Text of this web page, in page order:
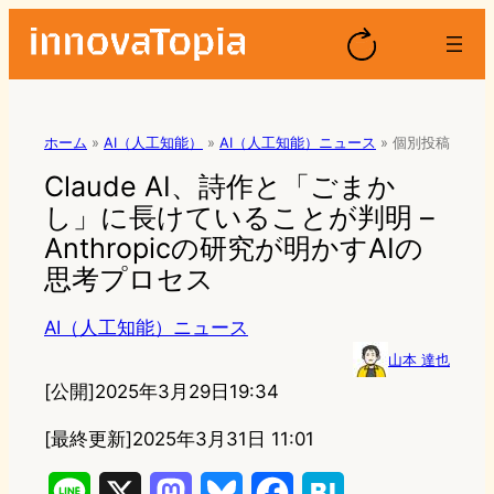
ホーム » AI（人工知能） » AI（人工知能）ニュース » 個別投稿
Claude AI、詩作と「ごまか
し」に長けていることが判明 –
Anthropicの研究が明かすAIの
思考プロセス
AI（人工知能）ニュース
山本 達也
[公開]2025年3月29日19:34
[最終更新]2025年3月31日 11:01